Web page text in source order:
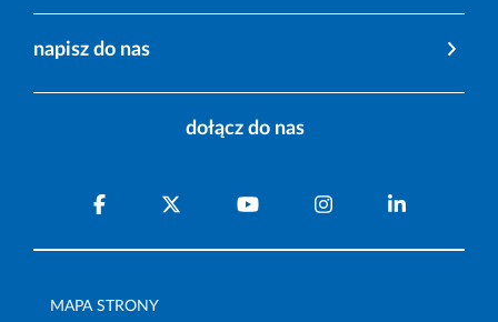
napisz do nas
dołącz do nas
MAPA STRONY